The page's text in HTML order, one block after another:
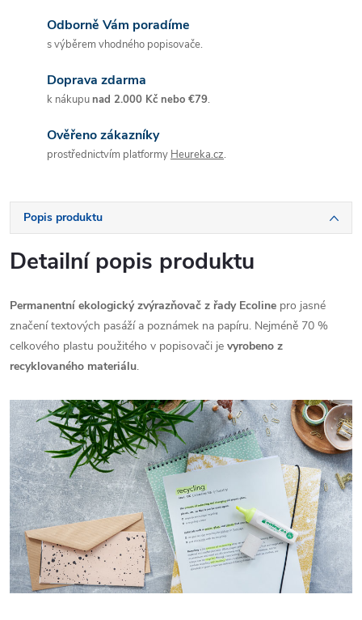
Odborně Vám poradíme
s výběrem vhodného popisovače.
Doprava zdarma
k nákupunad 2.000 Kč nebo €79.
Ověřeno zákazníky
prostřednictvím platformy Heureka.cz.
Popis produktu
Detailní popis produktu
Permanentní ekologický zvýrazňovač z řady Ecoline pro jasné
značení textových pasáží a poznámek na papíru. Nejméně 70 %
celkového plastu použitého v popisovači je vyrobeno z
recyklovaného materiálu.